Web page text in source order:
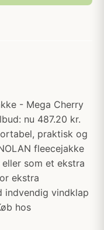
- Mega Cherry
nu 487.20 kr.
praktisk og
fleecejakke
som et ekstra
ekstra
indvendig vindklap
hos